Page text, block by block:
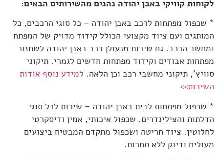
לקוחות קוויקי באבן יהודה נהנים מהשירותים הבאים:
* שכפול מפתחות לרכב באבן יהודה – כל סוגי הרכבים, כל
המותגים ועם ציוד מקצועי הכולל קידוד מדויק של המפתח
ומחשב הרכב. גם שירות מנעולן רכב באבן יהודה לשחזור
מפתחות אבודים וקידוד מפתחות חדשים לגמרי. תיקוני
סוויץ', תיקוני מחשבי רכב וכן הלאה. למידע נוסף אודות
השירות>>
* שכפול מפתחות לבית באבן יהודה – שירות לכל סוגי
הדלתות והצילינדרים. שכפול איכותי, אמין ודיסקרטי
לחלוטין. ציוד חריטה ושכפול מתקדם המבטיח ביצועים
מעולים ודיוק ללא תחרות.